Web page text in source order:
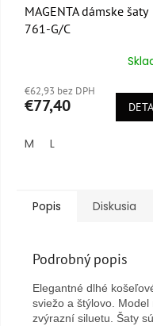
MAGENTA dámske šaty
761-G/C
produktu
je
z
€62,93 bez DPH
€77,40
M L
Popis Diskusia
Podrobný popis
Elegantné dlhé
sviežo a štýlovo.
zvýrazní siluetu. Šaty